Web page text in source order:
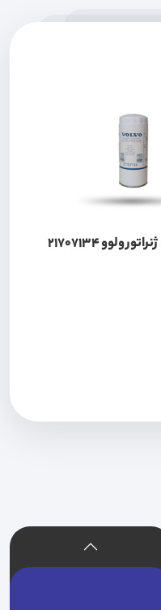
ولوو 21707134